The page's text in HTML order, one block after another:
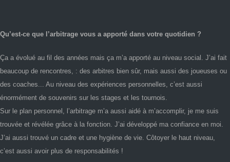
Qu’est-ce que l’arbitrage vous a apporté dans votre quotidien ?
Ça a évolué au fil des années mais ça m’a apporté au niveau social. J’ai fait
beaucoup de rencontres, : des arbitres bien sûr, mais aussi des joueuses ou
des coaches... Au niveau des expériences personnelles, c’est aussi
énormément de souvenirs sur les stages et les tournois.
Sur le plan personnel, l’arbitrage m’a aussi aidé à m’accomplir, je me suis
trouvée et révélée grâce à la fonction. J’ai développé ma confiance en moi.
J’ai aussi trouvé un cadre et une hygiène de vie. Côtoyer le haut niveau,
c’est aussi avoir plus de responsabilités !